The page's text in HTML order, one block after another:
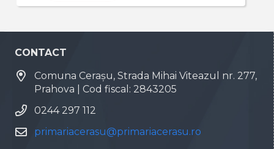
CONTACT
Comuna Cerașu, Strada Mihai Viteazul nr. 277,
Prahova | Cod fiscal: 2843205
0244 297 112
primariacerasu@primariacerasu.ro